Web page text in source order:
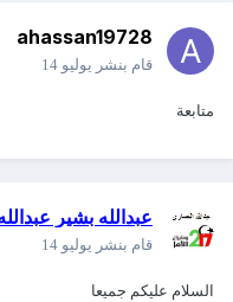
ahassan19728
قام بنشر يوليو 14
متابعة
عبدالله بشير عبدالله
قام بنشر يوليو 14
السلام عليكم جميعا